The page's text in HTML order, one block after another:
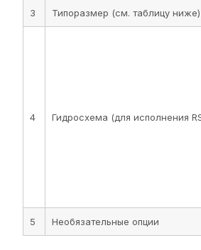
3 Типоразмер (см. таблицу ниже)
4 Гидросхема (для исполнения
5 Необязательные опции